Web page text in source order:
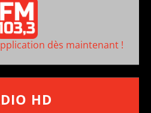
dès maintenant !
HD